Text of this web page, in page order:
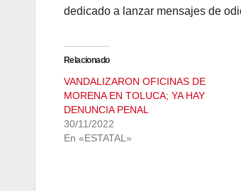
dedicado a lanzar mensajes de
Relacionado
VANDALIZARON OFICINAS DE
MORENA EN TOLUCA; YA HAY
DENUNCIA PENAL
30/11/2022
En «ESTATAL»